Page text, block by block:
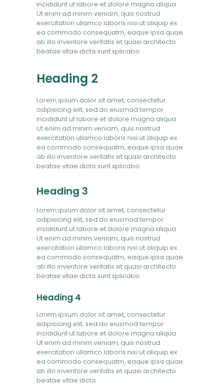
BOOK NOW
incididunt ut labore et dolore magna aliqua.
Ut enim ad minim veniam, quis nostrud
exercitation ullamco laboris nisi ut aliquip ex
ea commodo consequatm, eaque ipsa quae
ab illo inventore veritatis et quasi architecto
beatae vitae dicta sunt xplicabo.
Heading 2
Lorem ipsum dolor sit amet, consectetur
adipisicing elit, sed do eiusmod tempor
incididunt ut labore et dolore magna aliqua.
Ut enim ad minim veniam, quis nostrud
exercitation ullamco laboris nisi ut aliquip ex
ea commodo consequatm, eaque ipsa quae
ab illo inventore veritatis et quasi architecto
beatae vitae dicta sunt xplicabo.
Heading 3
Lorem ipsum dolor sit amet, consectetur
adipisicing elit, sed do eiusmod tempor
incididunt ut labore et dolore magna aliqua.
Ut enim ad minim veniam, quis nostrud
exercitation ullamco laboris nisi ut aliquip ex
ea commodo consequatm, eaque ipsa quae
ab illo inventore veritatis et quasi architecto
beatae vitae dicta sunt xplicabo.
Heading 4
Lorem ipsum dolor sit amet, consectetur
adipisicing elit, sed do eiusmod tempor
incididunt ut labore et dolore magna aliqua.
Ut enim ad minim veniam, quis nostrud
exercitation ullamco laboris nisi ut aliquip ex
ea commodo consequatm, eaque ipsa quae
ab illo inventore veritatis et quasi architecto
beatae vitae dicta.